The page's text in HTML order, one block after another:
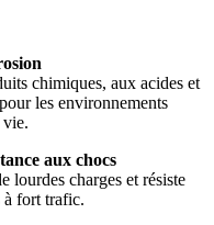
chimiques, aux acides et
les environnements
aux chocs
lourdes charges et résiste
à fort trafic.